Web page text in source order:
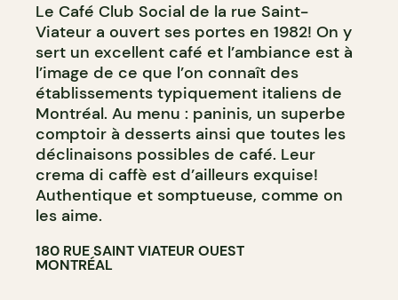
Le Café Club Social de la rue Saint-
Viateur a ouvert ses portes en 1982! On y
sert un excellent café et l’ambiance est à
l’image de ce que l’on connaît des
établissements typiquement italiens de
Montréal. Au menu : paninis, un superbe
comptoir à desserts ainsi que toutes les
déclinaisons possibles de café. Leur
crema di caffè est d’ailleurs exquise!
Authentique et somptueuse, comme on
les aime.
180 RUE SAINT VIATEUR OUEST
MONTRÉAL